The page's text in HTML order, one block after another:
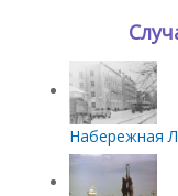
Набережная